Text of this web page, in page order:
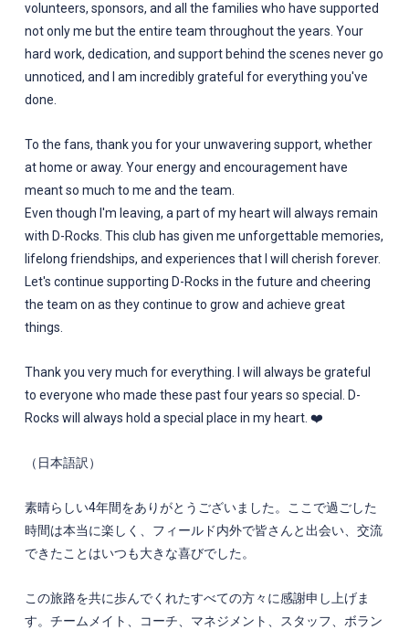
volunteers, sponsors, and all the families who have supported
not only me but the entire team throughout the years. Your
hard work, dedication, and support behind the scenes never go
unnoticed, and I am incredibly grateful for everything you've
done.
To the fans, thank you for your unwavering support, whether
at home or away. Your energy and encouragement have
meant so much to me and the team.
Even though I'm leaving, a part of my heart will always remain
with D-Rocks. This club has given me unforgettable memories,
lifelong friendships, and experiences that I will cherish forever.
Let's continue supporting D-Rocks in the future and cheering
the team on as they continue to grow and achieve great
things.
Thank you very much for everything. I will always be grateful
to everyone who made these past four years so special. D-
Rocks will always hold a special place in my heart. ❤️
（日本語訳）
素晴らしい4年間をありがとうございました。ここで過ごした
時間は本当に楽しく、フィールド内外で皆さんと出会い、交流
できたことはいつも大きな喜びでした。
この旅路を共に歩んでくれたすべての方々に感謝申し上げま
す。チームメイト、コーチ、マネジメント、スタッフ、ボラン